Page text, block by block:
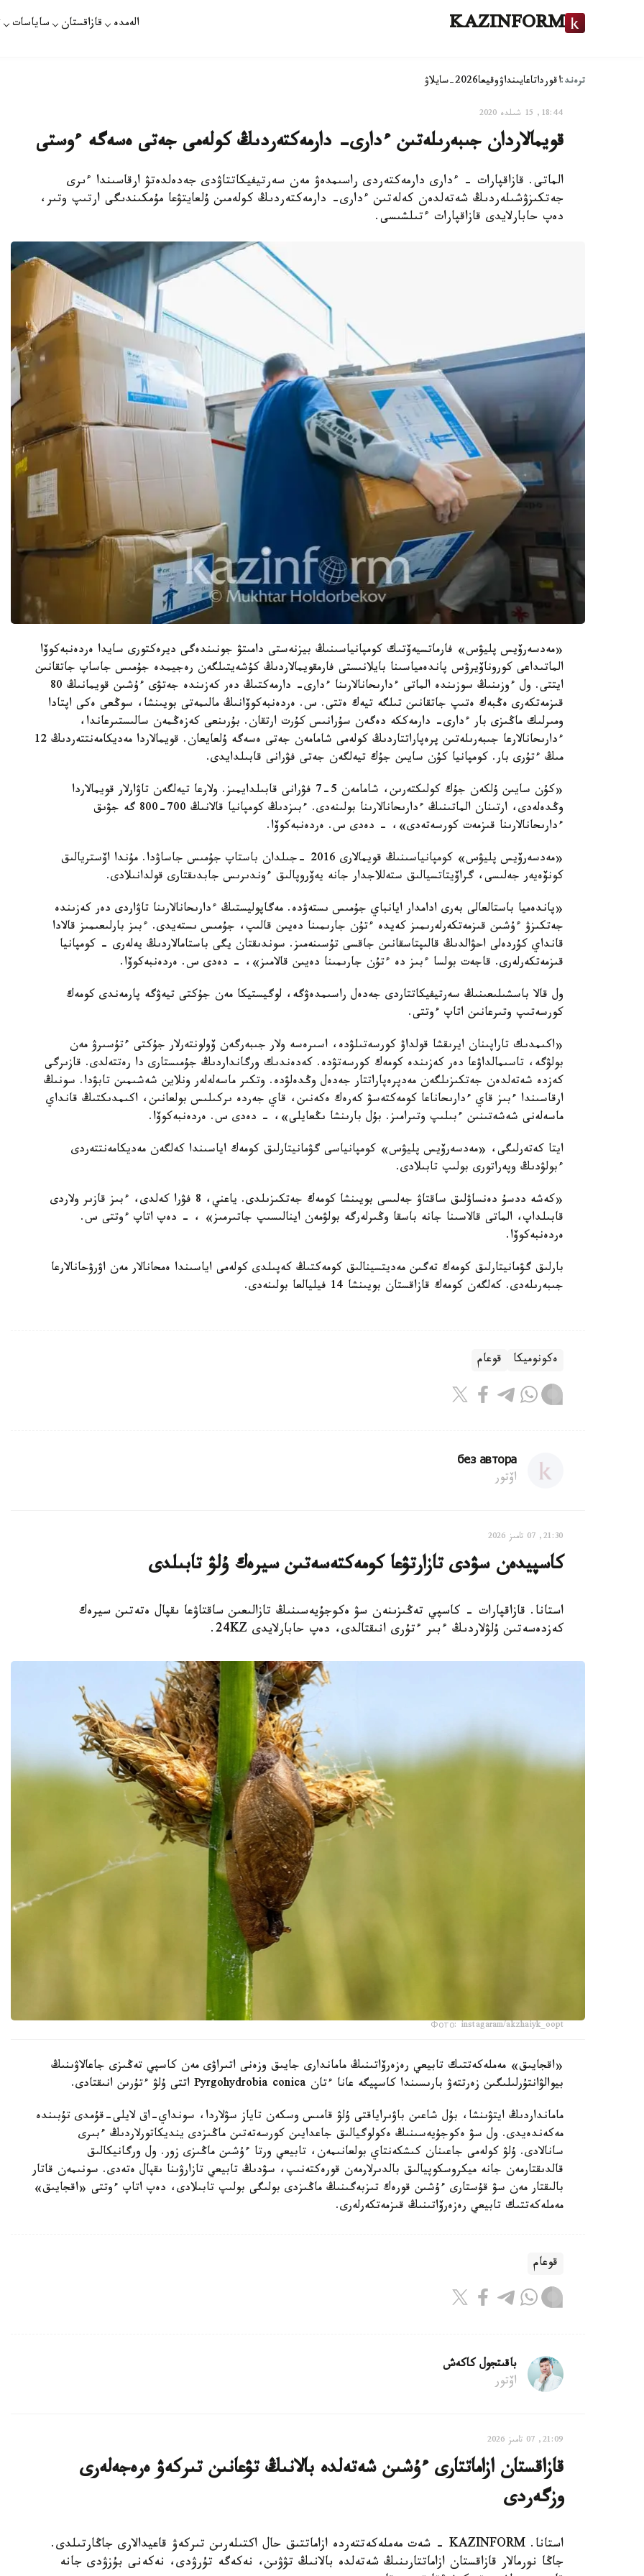
KAZINFORM الەمدە قازاقستان ساياسات
ترەند:اقورداتاعايىنداۋوقيعا2026-سايلاۋ
18:44, 15 شىلدە 2020
قويمالاردان جىبەرىلەتىن ءدارى- دارمەكتەردىڭ كولەمى جەتى ەسەگە ءوستى
الماتى. قازاقپارات - ءدارى دارمەكتەردى راسىمدەۋ مەن سەرتيفيكاتتاۋدى جەدەلدەتۋ ارقاسىندا ءىرى
جەتكىزۋشىلەردىڭ شەتەلدەن كەلەتىن ءدارى- دارمەكتەردىڭ كولەمىن ۇلعايتۋعا مۇمكىندىگى ارتىپ وتىر،
دەپ حابارلايدى قازاقپارات ءتىلشىسى.
«مەدسەرۆيس پليۋس» فارماتسيەۆتىك كومپانياسىنىڭ بيزنەستى دامىتۋ جونىندەگى ديرەكتورى سايدا ەردەنبەكوۆا
الماتىداعى كوروناۆيرۋس پاندەمياسىنا بايلانىستى فارمقويمالاردىڭ كۇشەيتىلگەن رەجيمدە جۇمىس جاساپ جاتقانىن
ايتتى. ول ءوزىنىڭ سوزىندە الماتى ءدارىحانالارىنا ءدارى- دارمەكتىڭ دەر كەزىندە جەتۋى ءۇشىن قويمانىڭ 80
قىزمەتكەرى ەڭبەك ەتىپ جاتقانىن تىلگە تيەك ەتتى. س. ەردەنبەكوۆانىڭ مالىمەتى بويىنشا، سوڭعى ەكى اپتادا
ومىرلىك ماڭىزى بار ءدارى- دارمەككە دەگەن سۇرانىس كۇرت ارتقان. بۇرىنعى كەزەڭمەن سالىستىرعاندا،
ءدارىحانالارعا جىبەرىلەتىن پرەپاراتتاردىڭ كولەمى شامامەن جەتى ەسەگە ۇلعايعان. قويمالاردا مەديكامەنتتەردىڭ 12
مىڭ ءتۇرى بار. كومپانيا كۇن سايىن جۇك تيەلگەن جەتى فۋرانى قابىلدايدى.
«كۇن سايىن ۇلكەن جۇك كولىكتەرىن، شامامەن 5-7 فۋرانى قابىلدايمىز. ولارعا تيەلگەن تاۋارلار قويمالاردا
وڭدەلەدى، ارتىنان الماتىنىڭ ءدارىحانالارىنا بولىنەدى. ءبىزدىڭ كومپانيا قالانىڭ 700-800 گە جۋىق
ءدارىحانالارىنا قىزمەت كورسەتەدى»، - دەدى س. ەردەنبەكوۆا.
«مەدسەرۆيس پليۋس» كومپانياسىنىڭ قويمالارى 2016 -جىلدان باستاپ جۇمىس جاساۋدا. مۇندا اۆستريالىق
كونۆەيەر جەلىسى، گراۆيتاتسيالىق ستەللاجدار جانە يەۆروپالىق ءوندىرىس جابدىقتارى قولدانىلادى.
«پاندەميا باستالعالى بەرى ادامدار ايانباي جۇمىس ىستەۋدە. مەگاپوليستىڭ ءدارىحانالارىنا تاۋاردى دەر كەزىندە
جەتكىزۋ ءۇشىن قىزمەتكەرلەرىمىز كەيدە ءتۇن جارىمىنا دەيىن قالىپ، جۇمىس ىستەيدى. ءبىز بارلىعىمىز قالادا
قانداي كۇردەلى احۋالدىڭ قالىپتاسقانىن جاقسى تۇسىنەمىز. سوندىقتان يگى باستامالاردىڭ يەلەرى - كومپانيا
قىزمەتكەرلەرى. قاجەت بولسا ءبىز دە ءتۇن جارىمىنا دەيىن قالامىز»، - دەدى س. ەردەنبەكوۆا.
ول قالا باسشىلىعىنىڭ سەرتيفيكاتتاردى جەدەل راسىمدەۋگە، لوگيستيكا مەن جۇكتى تيەۋگە پارمەندى كومەك
كورسەتىپ وتىرعانىن اتاپ ءوتتى.
«اكىمدىك تاراپىنان ايرىقشا قولداۋ كورسەتىلۋدە، اسىرەسە ولار جىبەرگەن ۆولونتەرلار جۇكتى ءتۇسىرۋ مەن
بولۋگە، تاسىمالداۋعا دەر كەزىندە كومەك كورسەتۋدە. كەدەندىك ورگانداردىڭ جۇمىستارى دا رەتتەلدى. قازىرگى
كەزدە شەتەلدەن جەتكىزىلگەن مەدپرەپاراتتار جەدەل وڭدەلۋدە. وتكىر ماسەلەلەر ونلاين شەشىمىن تابۋدا. سونىڭ
ارقاسىندا ءبىز قاي ءدارىحاناعا كومەكتەسۋ كەرەك ەكەنىن، قاي جەردە ىركىلىس بولعانىن، اكىمدىكتىڭ قانداي
ماسەلەنى شەشەتىنىن ءبىلىپ وتىرامىز. بۇل بارىنشا ىڭعايلى»، - دەدى س. ەردەنبەكوۆا.
ايتا كەتەرلىگى، «مەدسەرۆيس پليۋس» كومپانياسى گۋمانيتارلىق كومەك اياسىندا كەلگەن مەديكامەنتتەردى
ءبولۋدىڭ وپەراتورى بولىپ تابىلادى.
«كەشە ددسۇ دەنساۋلىق ساقتاۋ جەلىسى بويىنشا كومەك جەتكىزىلدى. ياعني، 8 فۋرا كەلدى، ءبىز قازىر ولاردى
قابىلداپ، الماتى قالاسىنا جانە باسقا وڭىرلەرگە بولۋمەن اينالىسىپ جاتىرمىز» ، - دەپ اتاپ ءوتتى س.
ەردەنبەكوۆا.
بارلىق گۋمانيتارلىق كومەك تەگىن مەديتسينالىق كومەكتىڭ كەپىلدى كولەمى اياسىندا ەمحانالار مەن اۋرۋحانالارعا
جىبەرىلەدى. كەلگەن كومەك قازاقستان بويىنشا 14 فيليالعا بولىنەدى.
ەكونوميكا قوعام
без автора
اۆتور
21:30, 07 تامىز 2026
كاسپيدەن سۋدى تازارتۋعا كومەكتەسەتىن سيرەك ۇلۋ تابىلدى
استانا. قازاقپارات - كاسپي تەڭىزىنەن سۋ ەكوجۇيەسىنىڭ تازالىعىن ساقتاۋعا ىقپال ەتەتىن سيرەك
كەزدەسەتىن ۇلۋلاردىڭ ءبىر ءتۇرى انىقتالدى، دەپ حابارلايدى 24KZ.
Фото: instagaram/akzhaiyk_oopt
«اقجايىق» مەملەكەتتىك تابيعي رەزەرۆاتىنىڭ ماماندارى جايىق وزەنى اتىراۋى مەن كاسپي تەڭىزى جاعالاۋىنىڭ
بيوالۋانتۇرلىلىگىن زەرتتەۋ بارىسىندا كاسپيگە عانا ءتان Pyrgohydrobia conica اتتى ۇلۋ ءتۇرىن انىقتادى.
مامانداردىڭ ايتۋىنشا، بۇل شاعىن باۋىراياقتى ۇلۋ قامىس وسكەن تاياز سۋلاردا، سونداي-اق لايلى-قۇمدى تۇبىندە
مەكەندەيدى. ول سۋ ەكوجۇيەسىنىڭ ەكولوگيالىق جاعدايىن كورسەتەتىن ماڭىزدى ينديكاتورلاردىڭ ءبىرى
سانالادى. ۇلۋ كولەمى جاعىنان كىشكەنتاي بولعانىمەن، تابيعي ورتا ءۇشىن ماڭىزى زور. ول ورگانيكالىق
قالدىقتارمەن جانە ميكروسكوپيالىق بالدىرلارمەن قورەكتەنىپ، سۋدىڭ تابيعي تازارۋىنا ىقپال ەتەدى. سونىمەن قاتار
بالىقتار مەن سۋ قۇستارى ءۇشىن قورەك تىزبەگىنىڭ ماڭىزدى بولىگى بولىپ تابىلادى، دەپ اتاپ ءوتتى «اقجايىق»
مەملەكەتتىك تابيعي رەزەرۆاتىنىڭ قىزمەتكەرلەرى.
قوعام
باقىتجول كاكەش
اۆتور
21:09, 07 تامىز 2026
قازاقستان ازاماتتارى ءۇشىن شەتەلدە بالانىڭ تۋعانىن تىركەۋ ەرەجەلەرى
وزگەردى
استانا. KAZINFORM - شەت مەملەكەتتەردە ازاماتتىق حال اكتىلەرىن تىركەۋ قاعيدالارى جاڭارتىلدى.
جاڭا نورمالار قازاقستان ازاماتتارىنىڭ شەتەلدە بالانىڭ تۋۋىن، نەكەگە تۇرۋدى، نەكەنى بۇزۋدى جانە